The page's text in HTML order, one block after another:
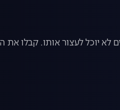
יוכל לעצור אותו. קבלו את